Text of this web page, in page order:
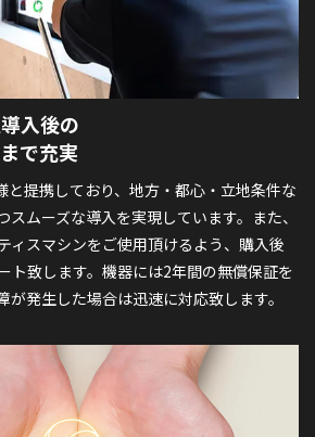
入後の
で充実
と提携しており、地方・都心・立地条件な
スムーズな導入を実現しています。また、
ィスマシンをご使用頂けるよう、購入後
ト致します。機器には2年間の無償保証を
が発生した場合は迅速に対応致します。